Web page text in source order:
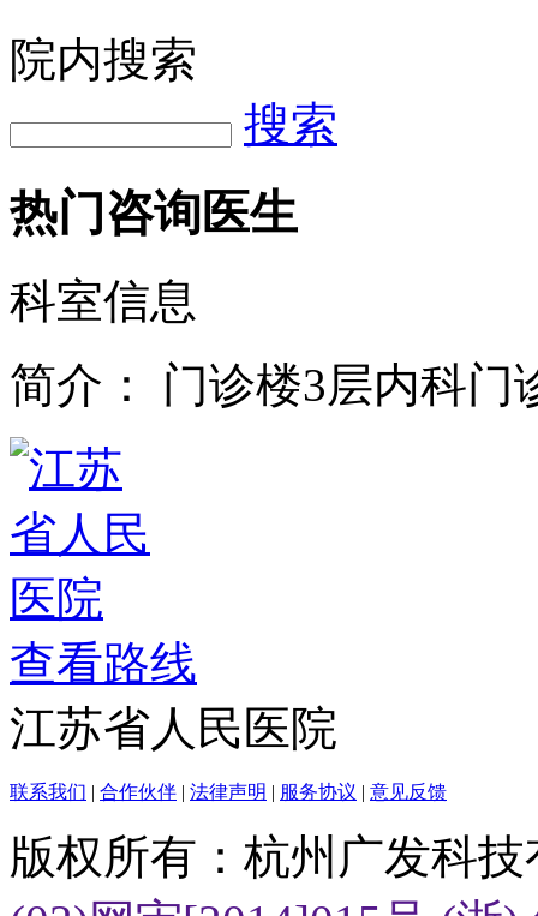
院内搜索
搜索
热门咨询医生
科室信息
简介：
门诊楼3层内科门
查看路线
江苏省人民医院
版权所有：杭州广发科
(03)网审[2014]015号 (浙